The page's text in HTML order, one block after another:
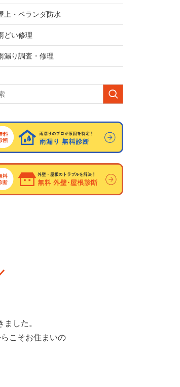
上・ベランダ防水
どい修理
漏り調査・修理
した。
こそお住まいの